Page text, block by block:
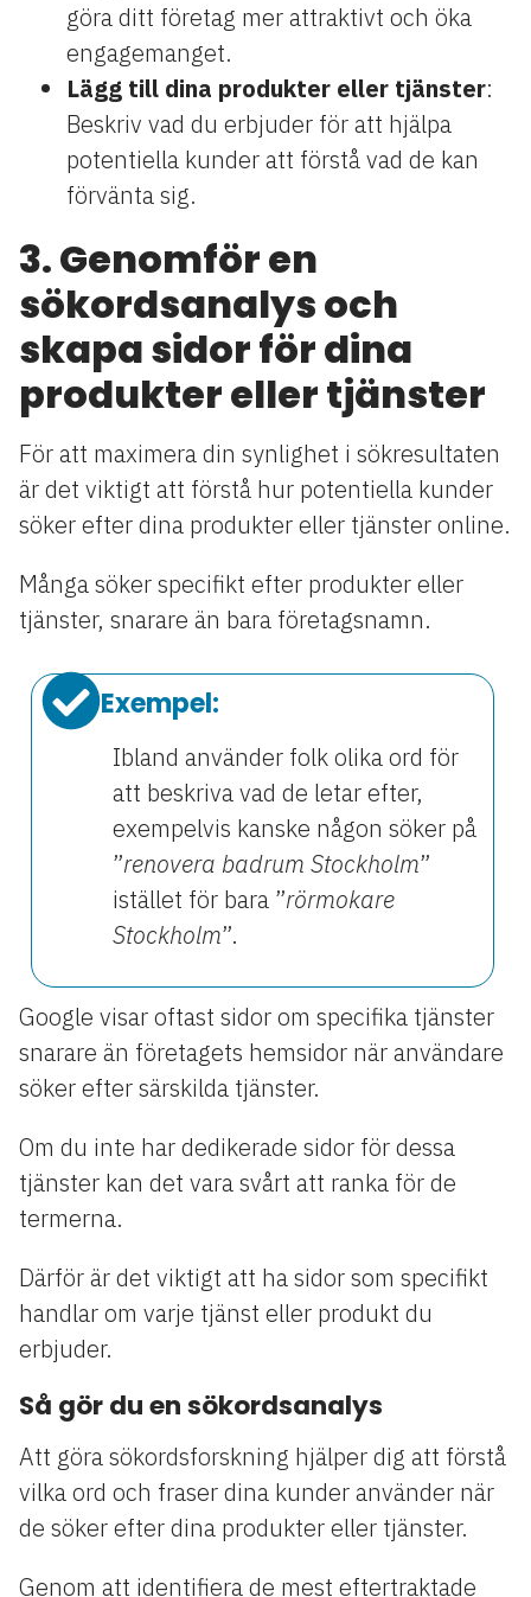
göra ditt företag mer attraktivt och öka
engagemanget.
Lägg till dina produkter eller tjänster:
Beskriv vad du erbjuder för att hjälpa
potentiella kunder att förstå vad de kan
förvänta sig.
3. Genomför en
sökordsanalys och
skapa sidor för dina
produkter eller tjänster
För att maximera din synlighet i sökresultaten
är det viktigt att förstå hur potentiella kunder
söker efter dina produkter eller tjänster online.
Många söker specifikt efter produkter eller
tjänster, snarare än bara företagsnamn.
Exempel:
Ibland använder folk olika ord för
att beskriva vad de letar efter,
exempelvis kanske någon söker på
”renovera badrum Stockholm”
istället för bara ”rörmokare
Stockholm”.
Google visar oftast sidor om specifika tjänster
snarare än företagets hemsidor när användare
söker efter särskilda tjänster.
Om du inte har dedikerade sidor för dessa
tjänster kan det vara svårt att ranka för de
termerna.
Därför är det viktigt att ha sidor som specifikt
handlar om varje tjänst eller produkt du
erbjuder.
Så gör du en sökordsanalys
Att göra sökordsforskning hjälper dig att förstå
vilka ord och fraser dina kunder använder när
de söker efter dina produkter eller tjänster.
Genom att identifiera de mest eftertraktade